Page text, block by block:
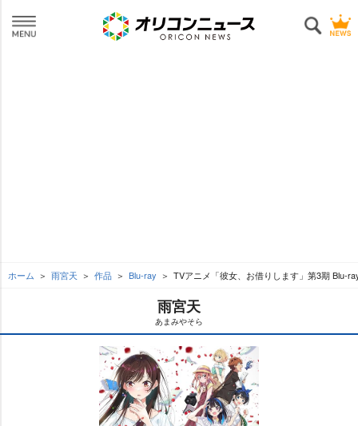
ホーム 雨宮天 作品 Blu-ray TVアニメ「彼女、お借りします」第3期 Blu-
雨宮天
あまみやそら